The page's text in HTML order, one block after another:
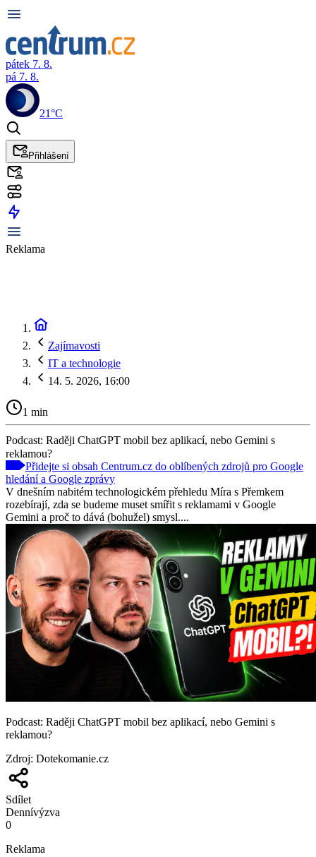
pátek 7. 8.
pá 7. 8.
21°C
Přihlášení
Reklama
Zajímavosti
IT a technologie
14. 5. 2026, 16:00
1 min
Podcast: Raději ChatGPT mobil bez aplikací, nebo Gemini s
reklamou?
Přidejte si obsah Centrum.cz do oblíbených zdrojů pro Google
hledání a Google zprávy
V dnešním nabitém technologickém přehledu Míra s Přemkem
rozebírají, zda se budeme muset smířit s reklamami v Google
Gemini a proč to dává (bohužel) smysl....
Podcast: Raději ChatGPT mobil bez aplikací, nebo Gemini s
reklamou?
Zdroj: Dotekomanie.cz
Sdílet
Dennívýzva
0
Reklama